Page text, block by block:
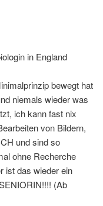
in England
bewegt hat
niemals wieder was
ich kann fast nix
von Bildern,
und sind so
ohne Recherche
ist das wieder ein
(Ab